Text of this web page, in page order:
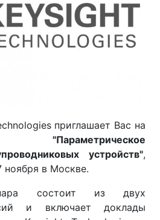
приглашает Вас на
"Параметрическое
устройств",
ноября в Москве.
состоит из двух
и включает доклады